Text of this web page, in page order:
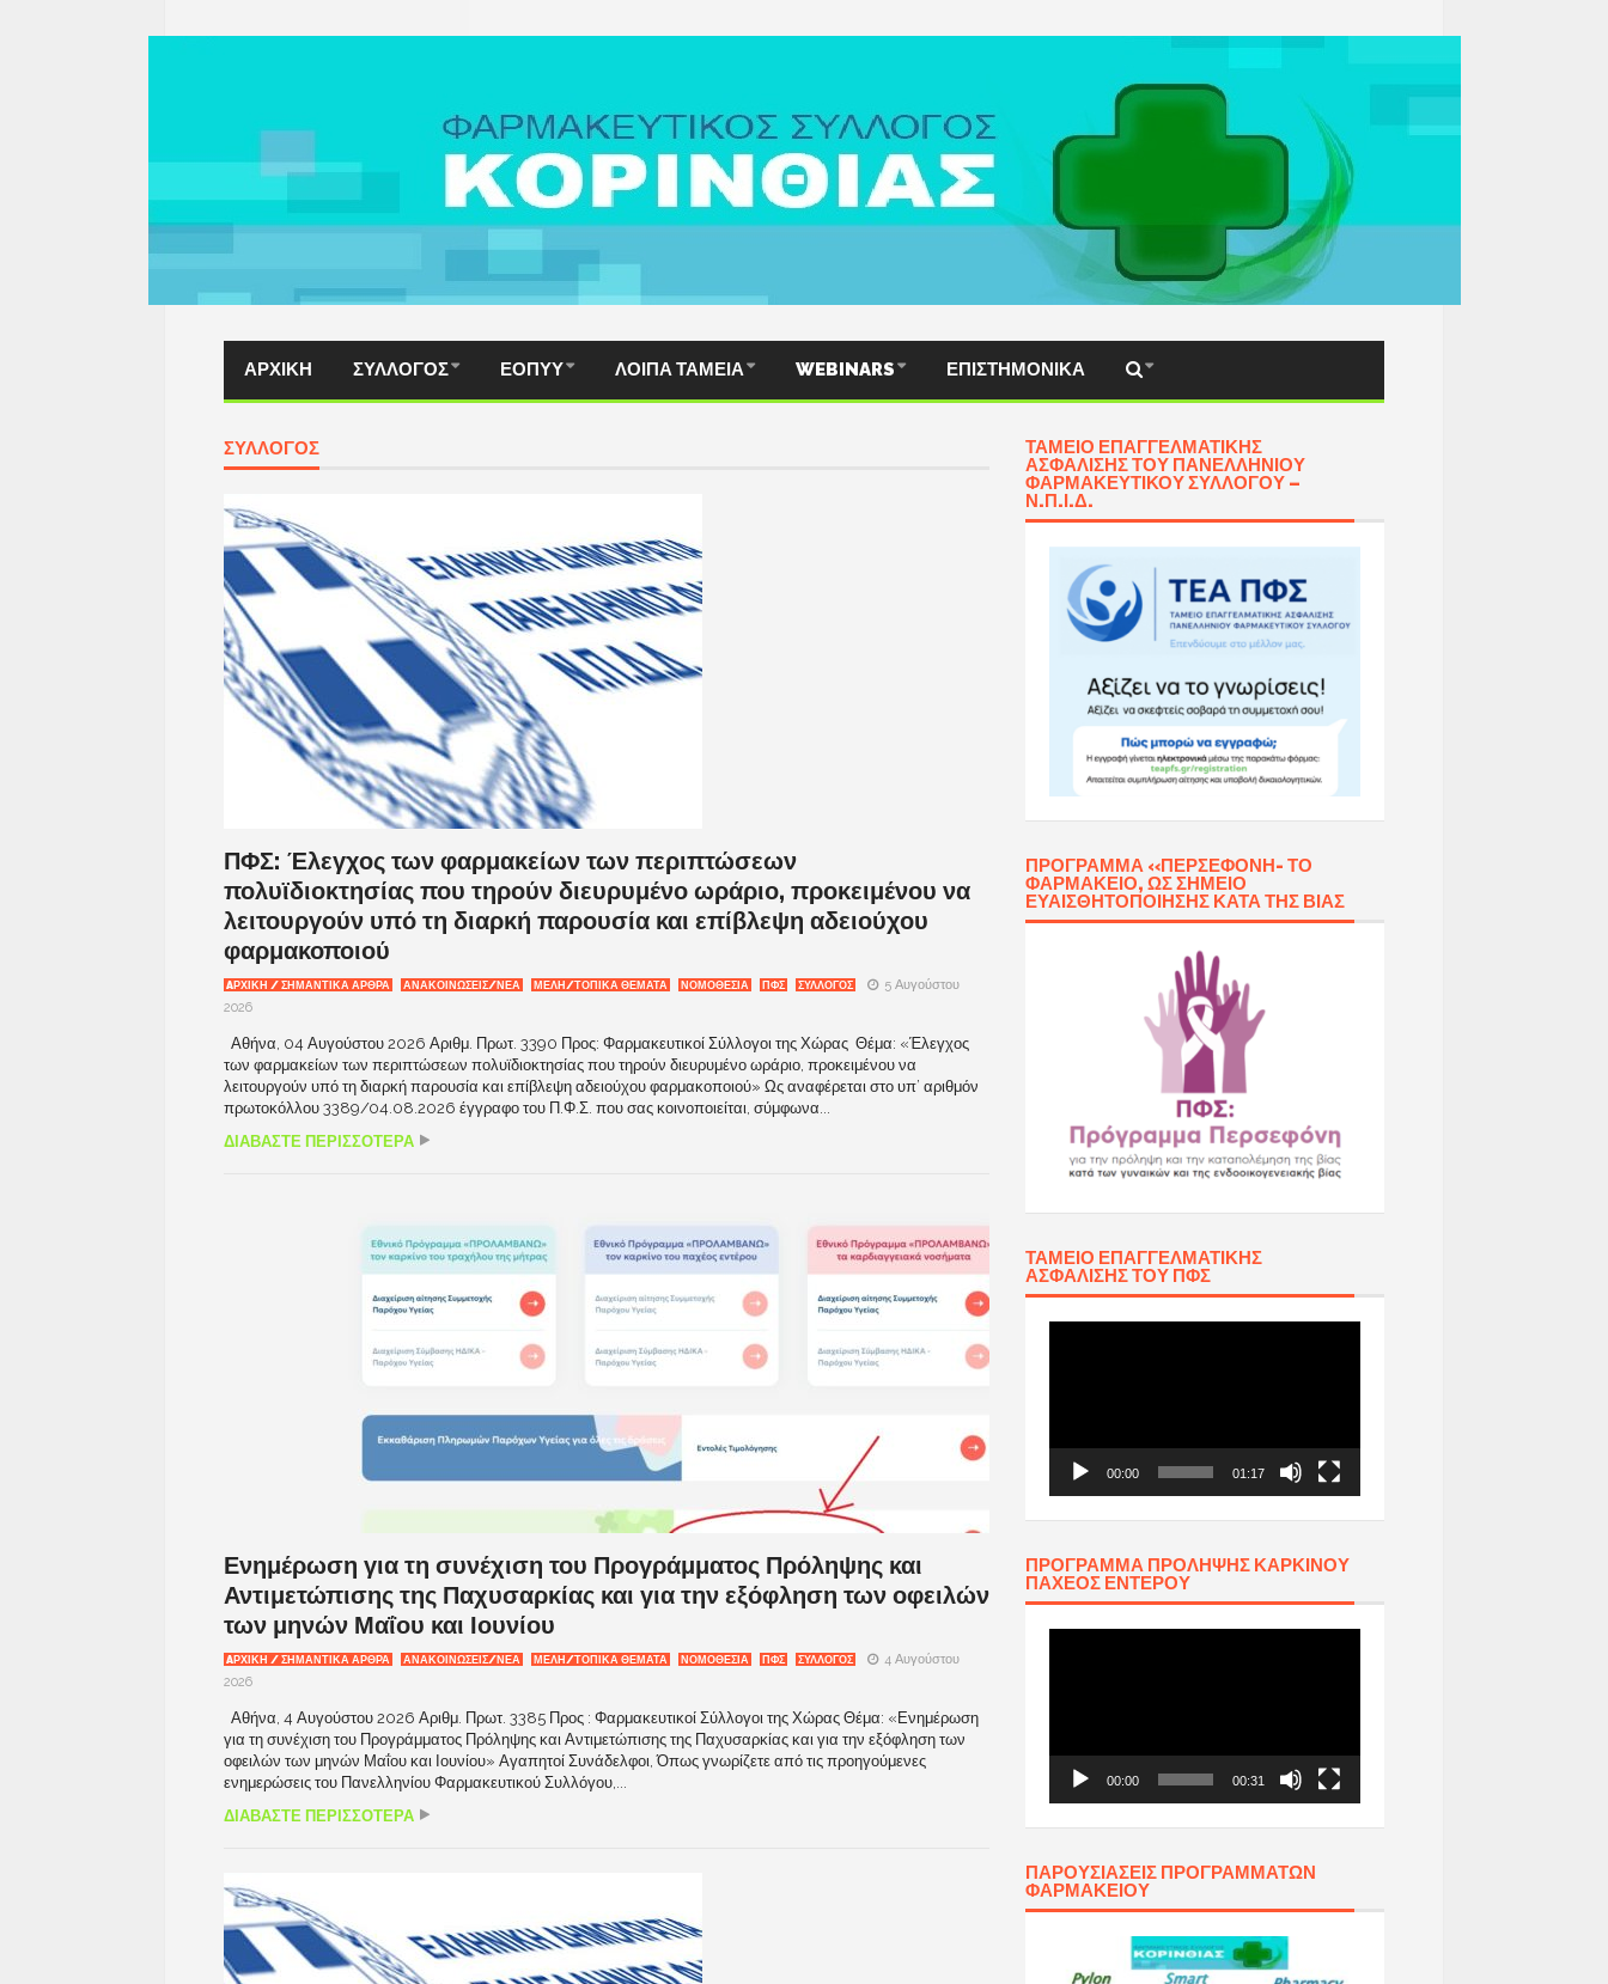
ΑΡΧΙΚΗ ΣΥΛΛΟΓΟΣ ΕΟΠΥΥ ΛΟΙΠΆ ΤΑΜΕΊΑ WEBINARS ΕΠΙΣΤΗΜΟΝΙΚΆ
ΣΥΛΛΟΓΟΣ
ΠΦΣ: Έλεγχος των φαρμακείων των περιπτώσεων
πολυϊδιοκτησίας που τηρούν διευρυμένο ωράριο, προκειμένου να
λειτουργούν υπό τη διαρκή παρουσία και επίβλεψη αδειούχου
φαρμακοποιού
AΡΧΙΚΉ / ΣΗΜΑΝΤΙΚΆ ΆΡΘΡΑ ΑΝΑΚΟΙΝΩΣΕΙΣ/ΝΕΑ ΜΕΛΗ/ΤΟΠΙΚΑ ΘΕΜΑΤΑ ΝΟΜΟΘΕΣΙΑ ΠΦΣ ΣΥΛΛΟΓΟΣ
5 Αυγούστου
2026
Αθήνα, 04 Αυγούστου 2026 Αριθμ. Πρωτ. 3390 Προς: Φαρμακευτικοί Σύλλογοι της Χώρας Θέμα: «Έλεγχος
των φαρμακείων των περιπτώσεων πολυϊδιοκτησίας που τηρούν διευρυμένο ωράριο, προκειμένου να
λειτουργούν υπό τη διαρκή παρουσία και επίβλεψη αδειούχου φαρμακοποιού» Ως αναφέρεται στο υπ’ αριθμόν
πρωτοκόλλου 3389/04.08.2026 έγγραφο του Π.Φ.Σ. που σας κοινοποιείται, σύμφωνα...
ΔΙΑΒΑΣΤΕ ΠΕΡΙΣΣΟΤΕΡΑ
Ενημέρωση για τη συνέχιση του Προγράμματος Πρόληψης και
Αντιμετώπισης της Παχυσαρκίας και για την εξόφληση των οφειλών
των μηνών Μαΐου και Ιουνίου
AΡΧΙΚΉ / ΣΗΜΑΝΤΙΚΆ ΆΡΘΡΑ ΑΝΑΚΟΙΝΩΣΕΙΣ/ΝΕΑ ΜΕΛΗ/ΤΟΠΙΚΑ ΘΕΜΑΤΑ ΝΟΜΟΘΕΣΙΑ ΠΦΣ ΣΥΛΛΟΓΟΣ
4 Αυγούστου
2026
Αθήνα, 4 Αυγούστου 2026 Αριθμ. Πρωτ. 3385 Προς : Φαρμακευτικοί Σύλλογοι της Χώρας Θέμα: «Ενημέρωση
για τη συνέχιση του Προγράμματος Πρόληψης και Αντιμετώπισης της Παχυσαρκίας και για την εξόφληση των
οφειλών των μηνών Μαΐου και Ιουνίου» Αγαπητοί Συνάδελφοι, Όπως γνωρίζετε από τις προηγούμενες
ενημερώσεις του Πανελληνίου Φαρμακευτικού Συλλόγου,...
ΔΙΑΒΑΣΤΕ ΠΕΡΙΣΣΟΤΕΡΑ
ΤΑΜΕΊΟ ΕΠΑΓΓΕΛΜΑΤΙΚΉΣ
ΑΣΦΆΛΙΣΗΣ ΤΟΥ ΠΑΝΕΛΛΗΝΊΟΥ
ΦΑΡΜΑΚΕΥΤΙΚΟΎ ΣΥΛΛΌΓΟΥ –
Ν.Π.Ι.Δ.
ΠΡΌΓΡΑΜΜΑ «ΠΕΡΣΕΦΌΝΗ- ΤΟ
ΦΑΡΜΑΚΕΊΟ, ΩΣ ΣΗΜΕΊΟ
ΕΥΑΙΣΘΗΤΟΠΟΊΗΣΗΣ ΚΑΤΆ ΤΗΣ ΒΊΑΣ
ΤΑΜΕΊΟ ΕΠΑΓΓΕΛΜΑΤΙΚΉΣ
ΑΣΦΆΛΙΣΗΣ ΤΟΥ ΠΦΣ
00:00 01:17
ΠΡΟΓΡΑΜΜΑ ΠΡΟΛΗΨΗΣ ΚΑΡΚΙΝΟΥ
ΠΑΧΕΟΣ ΕΝΤΕΡΟΥ
00:00 00:31
ΠΑΡΟΥΣΙΆΣΕΙΣ ΠΡΟΓΡΑΜΜΆΤΩΝ
ΦΑΡΜΑΚΕΊΟΥ